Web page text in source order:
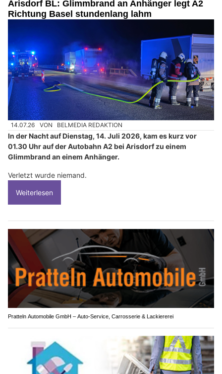
Arisdorf BL: Glimmbrand an Anhänger legt A2
Richtung Basel stundenlang lahm
14.07.26 VON BELMEDIA REDAKTION
In der Nacht auf Dienstag, 14. Juli 2026, kam es kurz vor
01.30 Uhr auf der Autobahn A2 bei Arisdorf zu einem
Glimmbrand an einem Anhänger.
Verletzt wurde niemand.
Weiterlesen
Pratteln Automobile GmbH – Auto-Service, Carrosserie & Lackiererei